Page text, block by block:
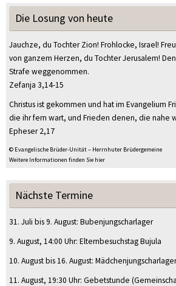
Die Losung von heute
Jauchze, du Tochter Zion! Frohlocke, Israel!
von ganzem Herzen, du Tochter Jerusalem!
Strafe weggenommen.
Zefanja 3,14-15
Christus ist gekommen und hat im Evangelium
die ihr fern wart, und Frieden denen, die nahe
Epheser 2,17
© Evangelische Brüder-Unität – Herrnhuter Brüdergemeine
Weitere Informationen finden Sie hier
Nächste Termine
31. Juli bis9. August: Bubenjungscharlager
9. August, 14:00 Uhr: Elternbesuchstag Bujula
10. Augustbis16. August: Mädchenjungscharlager
11. August, 19:30 Uhr: Gebetstunde